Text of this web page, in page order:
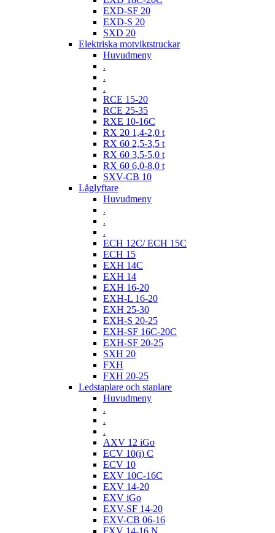
EXD-SF 20
EXD-S 20
SXD 20
Elektriska motviktstruckar
Huvudmeny
.
.
.
RCE 15-20
RCE 25-35
RXE 10-16C
RX 20 1,4-2,0 t
RX 60 2,5-3,5 t
RX 60 3,5-5,0 t
RX 60 6,0-8,0 t
SXV-CB 10
Låglyftare
Huvudmeny
.
.
.
ECH 12C/ ECH 15C
ECH 15
EXH 14C
EXH 14
EXH 16-20
EXH-L 16-20
EXH 25-30
EXH-S 20-25
EXH-SF 16C-20C
EXH-SF 20-25
SXH 20
FXH
FXH 20-25
Ledstaplare och staplare
Huvudmeny
.
.
.
AXV 12 iGo
ECV 10(i) C
ECV 10
EXV 10C-16C
EXV 14-20
EXV iGo
EXV-SF 14-20
EXV-CB 06-16
FXV 14-16 N